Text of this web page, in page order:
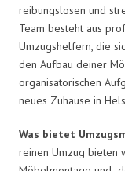
reibungslosen und
Team besteht aus
Umzugshelfern, die
den Aufbau deiner
organisatorischen
neues Zuhause in
Was bietet
reinen Umzug bieten